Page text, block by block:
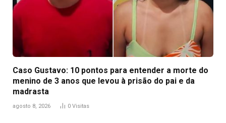
Caso Gustavo: 10 pontos para entender a morte do
menino de 3 anos que levou à prisão do pai e da
madrasta
agosto 8, 2026 0 Visitas